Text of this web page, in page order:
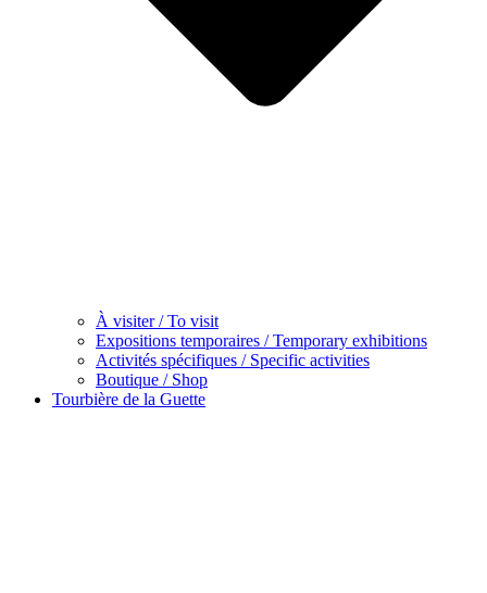
À visiter / To visit
Expositions temporaires / Temporary exhibitions
Activités spécifiques / Specific activities
Boutique / Shop
Tourbière de la Guette